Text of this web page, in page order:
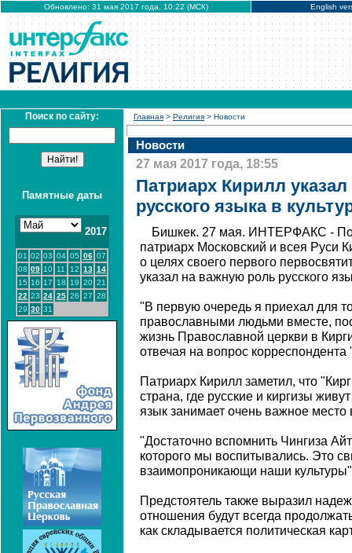
Обновлено: 31 мая 2017 года, 10:22 (МСК) English
Поиск по сайту:
Памятные даты
2017
01 02 03 04 05 06 07
08 09 10 11 12 13 14
15 16 17 18 19 20 21
22 23 24 25 26 27 28
29 30 31
Главная > Религия > Новости
Новости
27 мая 2017 года, 18:55
Патриарх Кирилл
русского языка в
Бишкек. 27 мая. ИНТЕРФАКС - По
патриарх Московский и всея Руси
о целях своего первого
указал на важную роль русского
"В первую очередь я приехал для
православными людьми вместе,
жизнь Православной церкви в
отвечая на вопрос
Патриарх Кирилл заметил, что
страна, где русские и киргизы
язык занимает очень важное место
"Достаточно вспомнить Чингиза
которого мы воспитывались. Это
взаимопроникающи наши
Предстоятель также выразил
отношения будут всегда
как складывается политическая